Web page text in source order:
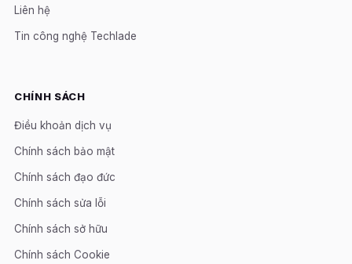
Liên hệ
Tin công nghệ Techlade
CHÍNH SÁCH
Điều khoản dịch vụ
Chính sách bảo mật
Chính sách đạo đức
Chính sách sửa lỗi
Chính sách sở hữu
Chính sách Cookie